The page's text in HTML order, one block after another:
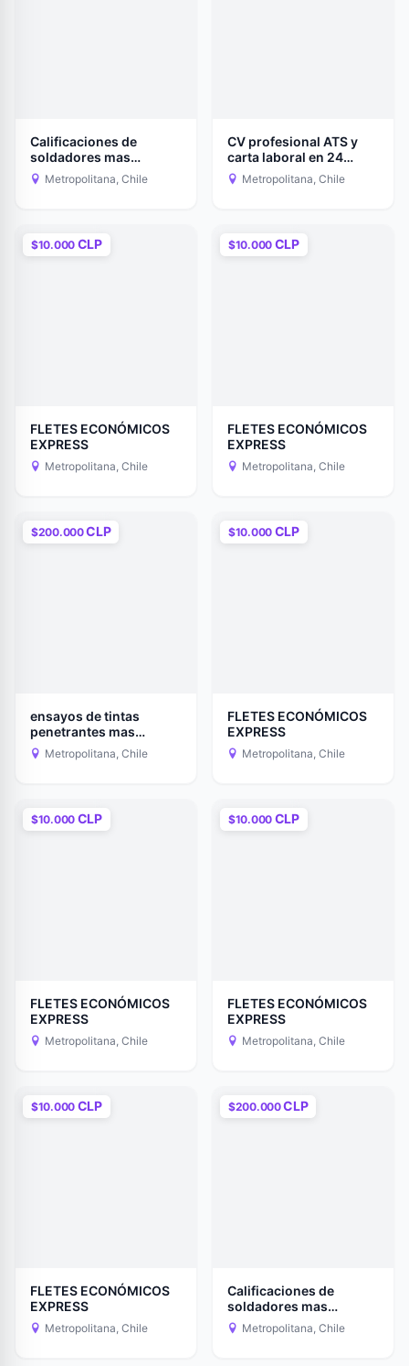
Calificaciones de
soldadores mas
informes
Metropolitana, Chile
CV profesional ATS y
carta laboral en 24
horas
Metropolitana, Chile
$10.000 CLP
FLETES ECONÓMICOS
EXPRESS
Metropolitana, Chile
$10.000 CLP
FLETES ECONÓMICOS
EXPRESS
Metropolitana, Chile
$200.000CLP
ensayos de tintas
penetrantes mas
informes
Metropolitana, Chile
$10.000 CLP
FLETES ECONÓMICOS
EXPRESS
Metropolitana, Chile
$10.000 CLP
FLETES ECONÓMICOS
EXPRESS
Metropolitana, Chile
$10.000 CLP
FLETES ECONÓMICOS
EXPRESS
Metropolitana, Chile
$10.000 CLP
FLETES ECONÓMICOS
EXPRESS
Metropolitana, Chile
$200.000CLP
Calificaciones de
soldadores mas
informes
Metropolitana, Chile